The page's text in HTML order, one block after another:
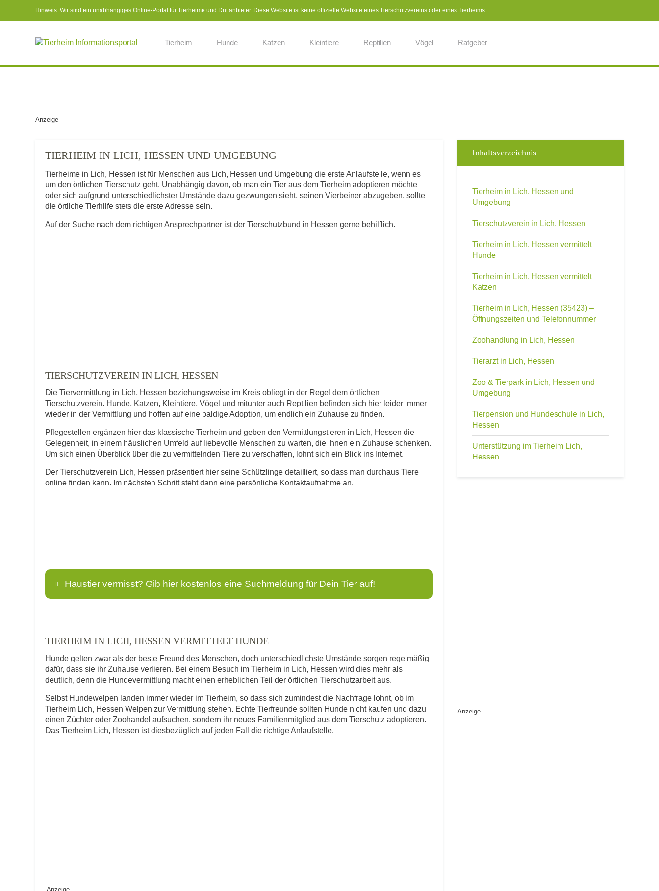
Hinweis: Wir sind ein unabhängiges Online-Portal für Tierheime und Drittanbieter. Diese Website ist keine offizielle Website eines Tierschutzvereins oder eines Tierheims.
Tierheim Hunde Katzen Kleintiere Reptilien Vögel Ratgeber
Anzeige
TIERHEIM IN LICH, HESSEN UND UMGEBUNG
Tierheime in Lich, Hessen ist für Menschen aus Lich, Hessen und Umgebung die erste Anlaufstelle, wenn es
um den örtlichen Tierschutz geht. Unabhängig davon, ob man ein Tier aus dem Tierheim adoptieren möchte
oder sich aufgrund unterschiedlichster Umstände dazu gezwungen sieht, seinen Vierbeiner abzugeben, sollte
die örtliche Tierhilfe stets die erste Adresse sein.
Auf der Suche nach dem richtigen Ansprechpartner ist der Tierschutzbund in Hessen gerne behilflich.
TIERSCHUTZVEREIN IN LICH, HESSEN
Die Tiervermittlung in Lich, Hessen beziehungsweise im Kreis obliegt in der Regel dem örtlichen
Tierschutzverein. Hunde, Katzen, Kleintiere, Vögel und mitunter auch Reptilien befinden sich hier leider immer
wieder in der Vermittlung und hoffen auf eine baldige Adoption, um endlich ein Zuhause zu finden.
Pflegestellen ergänzen hier das klassische Tierheim und geben den Vermittlungstieren in Lich, Hessen die
Gelegenheit, in einem häuslichen Umfeld auf liebevolle Menschen zu warten, die ihnen ein Zuhause schenken.
Um sich einen Überblick über die zu vermittelnden Tiere zu verschaffen, lohnt sich ein Blick ins Internet.
Der Tierschutzverein Lich, Hessen präsentiert hier seine Schützlinge detailliert, so dass man durchaus Tiere
online finden kann. Im nächsten Schritt steht dann eine persönliche Kontaktaufnahme an.
Haustier vermisst? Gib hier kostenlos eine Suchmeldung für Dein Tier auf!
E-Mail*
TIERHEIM IN LICH, HESSEN VERMITTELT HUNDE
Hunde gelten zwar als der beste Freund des Menschen, doch unterschiedlichste Umstände sorgen regelmäßig
dafür, dass sie ihr Zuhause verlieren. Bei einem Besuch im Tierheim in Lich, Hessen wird dies mehr als
deutlich, denn die Hundevermittlung macht einen erheblichen Teil der örtlichen Tierschutzarbeit aus.
Selbst Hundewelpen landen immer wieder im Tierheim, so dass sich zumindest die Nachfrage lohnt, ob im
Tierheim Lich, Hessen Welpen zur Vermittlung stehen. Echte Tierfreunde sollten Hunde nicht kaufen und dazu
einen Züchter oder Zoohandel aufsuchen, sondern ihr neues Familienmitglied aus dem Tierschutz adoptieren.
Das Tierheim Lich, Hessen ist diesbezüglich auf jeden Fall die richtige Anlaufstelle.
Anzeige
Inhaltsverzeichnis
Tierheim in Lich, Hessen und
Umgebung
Tierschutzverein in Lich, Hessen
Tierheim in Lich, Hessen vermittelt
Hunde
Tierheim in Lich, Hessen vermittelt
Katzen
Tierheim in Lich, Hessen (35423) –
Öffnungszeiten und Telefonnummer
Zoohandlung in Lich, Hessen
Tierarzt in Lich, Hessen
Zoo & Tierpark in Lich, Hessen und
Umgebung
Tierpension und Hundeschule in Lich,
Hessen
Unterstützung im Tierheim Lich,
Hessen
Anzeige